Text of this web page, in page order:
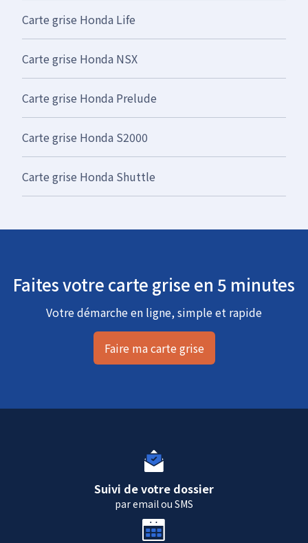
Carte grise Honda Life
Carte grise Honda NSX
Carte grise Honda Prelude
Carte grise Honda S2000
Carte grise Honda Shuttle
Faites votre carte grise en 5 minutes
Votre démarche en ligne, simple et rapide
Faire ma carte grise
Suivi de votre dossier
par email ou SMS